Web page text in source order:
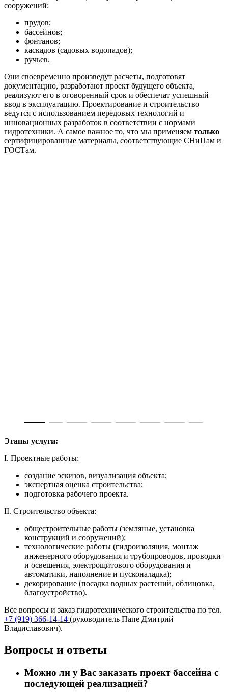
сооружений:
прудов;
бассейнов;
фонтанов;
каскадов (садовых водопадов);
ручьев.
Они своевременно произведут расчеты, подготовят
документацию, разработают проект будущего объекта,
реализуют его в оговоренный срок и обеспечат успешный
ввод в эксплуатацию. Проектирование и строительство
ведутся с использованием передовых технологий и
инновационных разработок в соответствии с нормами
гидротехники. А самое важное то, что мы применяем только
сертифицированные материалы, соответствующие СНиПам и
ГОСТам.
Этапы услуги:
I. Проектные работы:
создание эскизов, визуализация объекта;
экспертная оценка строительства;
подготовка рабочего проекта.
II. Строительство объекта:
общестроительные работы (земляные, установка
конструкций и сооружений);
технологические работы (гидроизоляция, монтаж
инженерного оборудования и трубопроводов, проводки
и освещения, электрощитового оборудования и
автоматики, наполнение и пусконаладка);
декорирование (посадка водных растений, облицовка,
благоустройство).
Все вопросы и заказ гидротехнического строительства по тел.
+7 (919) 366-14-14 (руководитель Папе Дмитрий
Владиславович).
Вопросы и ответы
Можно ли у Вас заказать проект бассейна с
последующей реализацией?